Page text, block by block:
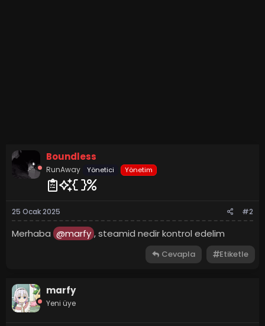
Boundless
RunAway Yönetici Yönetim
25 Ocak 2025 #2
Merhaba @marfy , steamid nedir kontrol edelim
Cevapla Etiketle
marfy
Yeni üye